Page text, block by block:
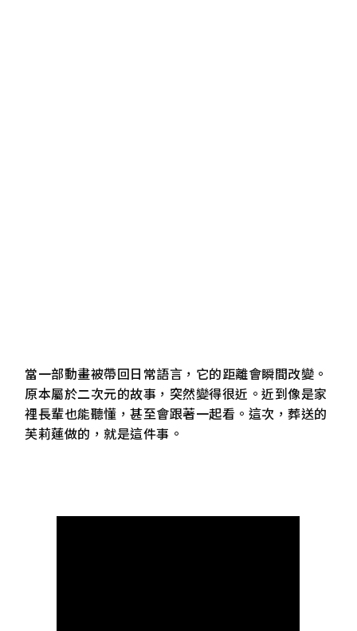
當一部動畫被帶回日常語言，它的距離會瞬間改變。
原本屬於二次元的故事，突然變得很近。近到像是家
裡長輩也能聽懂，甚至會跟著一起看。這次，葬送的
芙莉蓮做的，就是這件事。